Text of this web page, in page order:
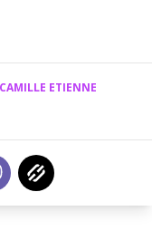
CAMILLE ETIENNE